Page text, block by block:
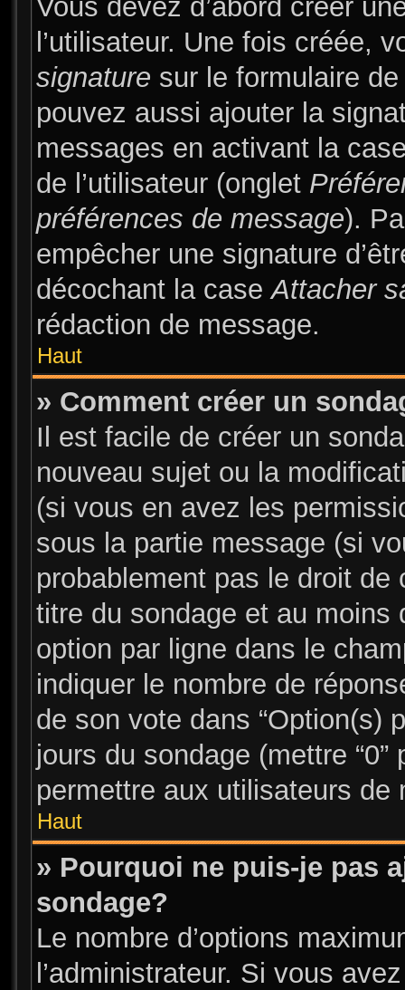
Vous devez d’abord créer
l’utilisateur. Une fois créée,
signature sur le formulaire
pouvez aussi ajouter la
messages en activant la
de l’utilisateur (onglet
préférences de message).
empêcher une signature
décochant la caseAttacher
rédaction de message.
Haut
» Comment créer un
Il est facile de créer un
nouveau sujet ou la
(si vous en avez les
sous la partie message (si
probablement pas le droit
titre du sondage et au
option par ligne dans le
indiquer le nombre de
de son vote dans “Option(s)
jours du sondage (mettre
permettre aux utilisateurs de
Haut
» Pourquoi ne puis-je pas
sondage?
Le nombre d’options
l’administrateur. Si vous